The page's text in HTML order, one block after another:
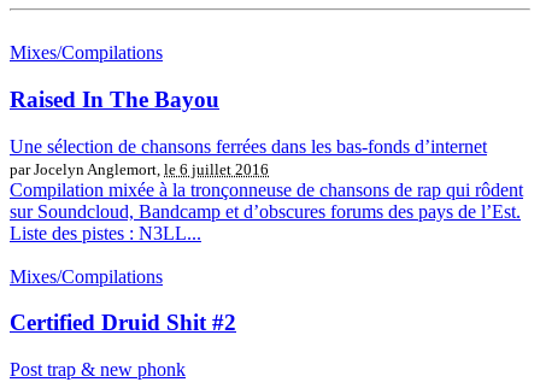
Mixes/Compilations
Raised In The Bayou
Une sélection de chansons ferrées dans les bas-fonds d’internet
par Jocelyn Anglemort, le 6 juillet 2016
Compilation mixée à la tronçonneuse de chansons de rap qui rôdent
sur Soundcloud, Bandcamp et d’obscures forums des pays de l’Est.
Liste des pistes : N3LL...
Mixes/Compilations
Certified Druid Shit #2
Post trap & new phonk